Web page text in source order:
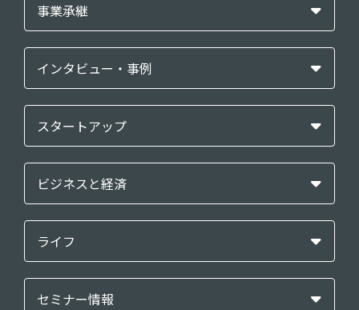
事業承継
インタビュー・事例
スタートアップ
ビジネスと経済
ライフ
セミナー情報